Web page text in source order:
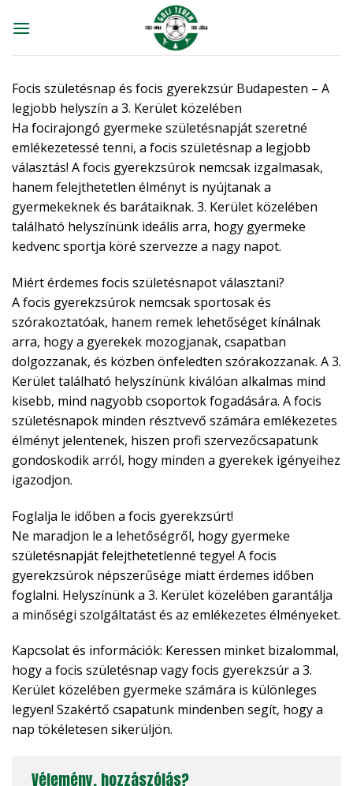
Focis születésnap és focis gyerekzsúr Budapesten – A
legjobb helyszín a 3. Kerület közelében
Ha focirajongó gyermeke születésnapját szeretné
emlékezetessé tenni, a focis születésnap a legjobb
választás! A focis gyerekzsúrok nemcsak izgalmasak,
hanem felejthetetlen élményt is nyújtanak a
gyermekeknek és barátaiknak. 3. Kerület közelében
található helyszínünk ideális arra, hogy gyermeke
kedvenc sportja köré szervezze a nagy napot.
Miért érdemes focis születésnapot választani?
A focis gyerekzsúrok nemcsak sportosak és
szórakoztatóak, hanem remek lehetőséget kínálnak
arra, hogy a gyerekek mozogjanak, csapatban
dolgozzanak, és közben önfeledten szórakozzanak. A 3.
Kerület található helyszínünk kiválóan alkalmas mind
kisebb, mind nagyobb csoportok fogadására. A focis
születésnapok minden résztvevő számára emlékezetes
élményt jelentenek, hiszen profi szervezőcsapatunk
gondoskodik arról, hogy minden a gyerekek igényeihez
igazodjon.
Foglalja le időben a focis gyerekzsúrt!
Ne maradjon le a lehetőségről, hogy gyermeke
születésnapját felejthetetlenné tegye! A focis
gyerekzsúrok népszerűsége miatt érdemes időben
foglalni. Helyszínünk a 3. Kerület közelében garantálja
a minőségi szolgáltatást és az emlékezetes élményeket.
Kapcsolat és információk: Keressen minket bizalommal,
hogy a focis születésnap vagy focis gyerekzsúr a 3.
Kerület közelében gyermeke számára is különleges
legyen! Szakértő csapatunk mindenben segít, hogy a
nap tökéletesen sikerüljön.
Vélemény, hozzászólás?